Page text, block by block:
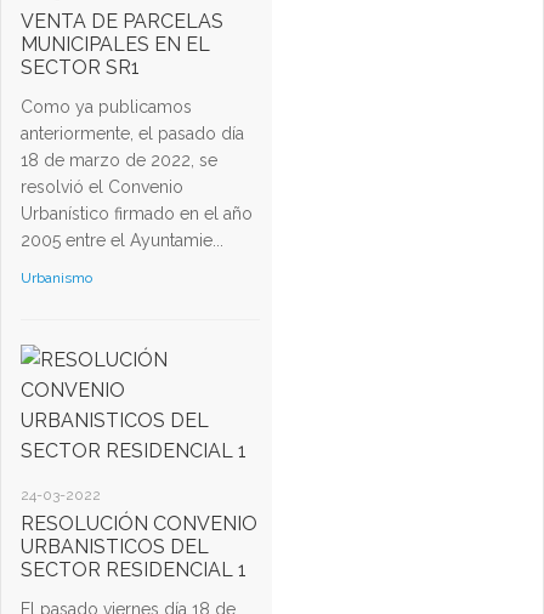
VENTA DE PARCELAS
MUNICIPALES EN EL
SECTOR SR1
Como ya publicamos
anteriormente, el pasado día
18 de marzo de 2022, se
resolvió el Convenio
Urbanístico firmado en el año
2005 entre el Ayuntamie...
Urbanismo
24-03-2022
RESOLUCIÓN CONVENIO
URBANISTICOS DEL
SECTOR RESIDENCIAL 1
El pasado viernes día 18 de